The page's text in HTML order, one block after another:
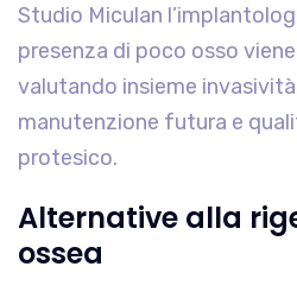
Studio Miculan
presenza di poco osso
valutando insieme
manutenzione futura e
protesico.
Alternative alla
ossea